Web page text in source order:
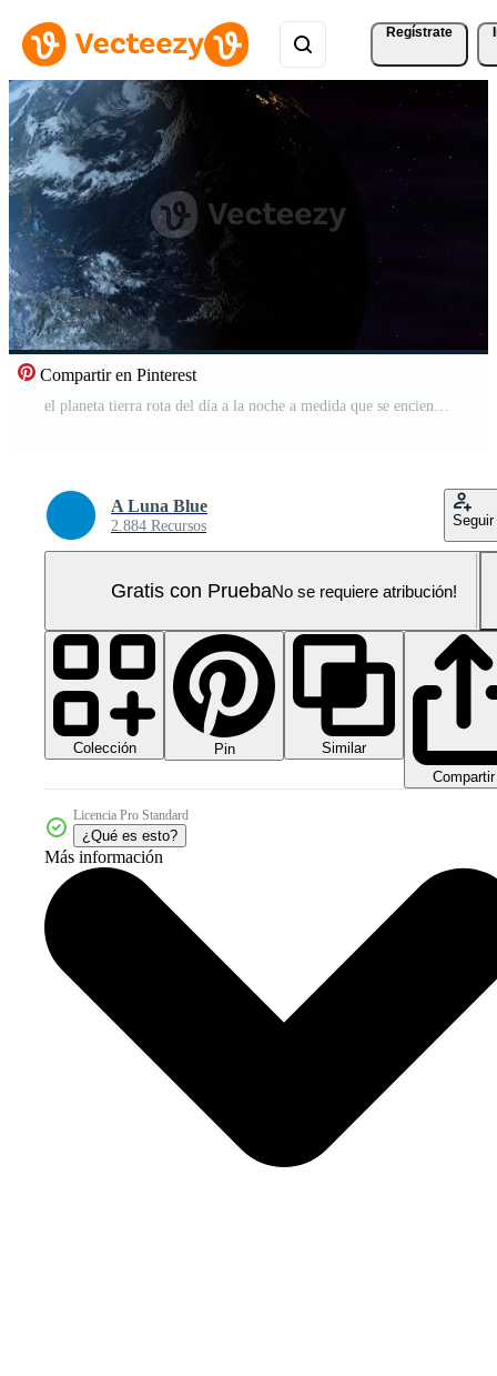
Regístrate
Compartir en Pinterest
el planeta tierra rota del día a la noche a medida que se encienden las luces de la ciudad. Vídeo Pro
A Luna Blue
2.884 Recursos Seguir
Gratis con PruebaNo se requiere atribución!
Colección Pin
Similar
Compartir
Licencia Pro Standard
¿Qué es esto?
Más información